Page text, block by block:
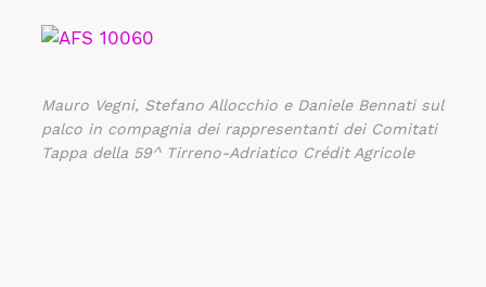
Mauro Vegni, Stefano Allocchio e Daniele Bennati sul
palco in compagnia dei rappresentanti dei Comitati
Tappa della 59^ Tirreno-Adriatico Crédit Agricole